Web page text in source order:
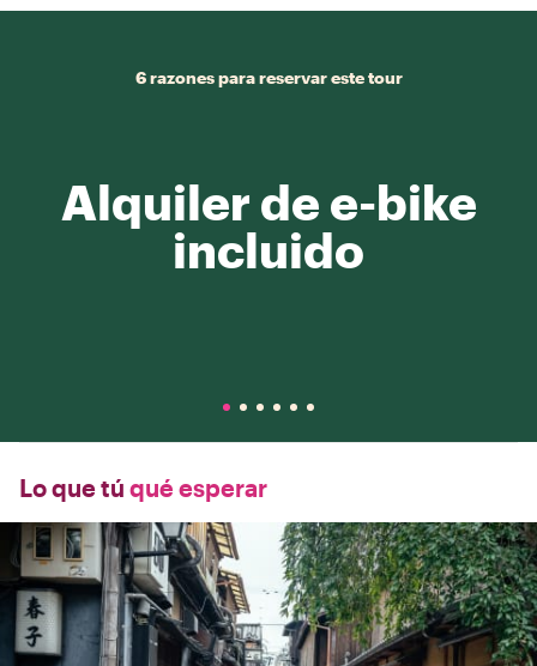
6 razones para reservar este tour
Alquiler de e-bike
incluido
Lo que tú qué esperar